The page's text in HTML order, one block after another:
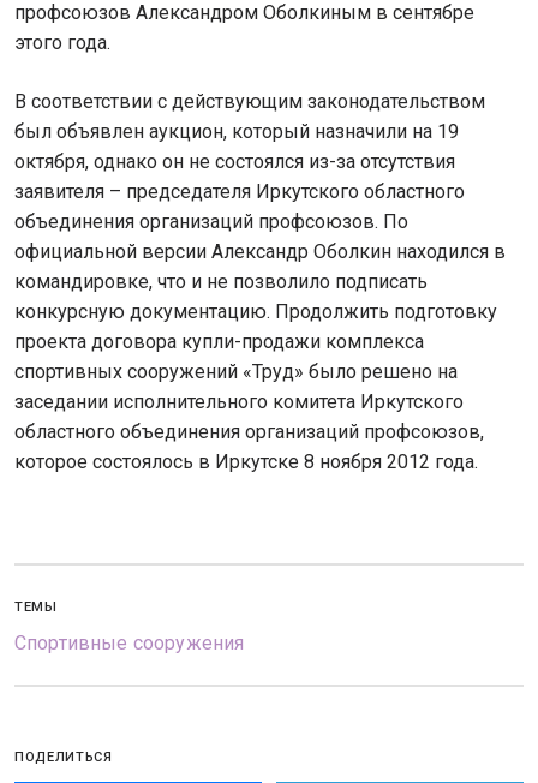
профсоюзов Александром Оболкиным в сентябре
этого года.
В соответствии с действующим законодательством
был объявлен аукцион, который назначили на 19
октября, однако он не состоялся из-за отсутствия
заявителя – председателя Иркутского областного
объединения организаций профсоюзов. По
официальной версии Александр Оболкин находился в
командировке, что и не позволило подписать
конкурсную документацию. Продолжить подготовку
проекта договора купли-продажи комплекса
спортивных сооружений «Труд» было решено на
заседании исполнительного комитета Иркутского
областного объединения организаций профсоюзов,
которое состоялось в Иркутске 8 ноября 2012 года.
ТЕМЫ
Спортивные сооружения
ПОДЕЛИТЬСЯ